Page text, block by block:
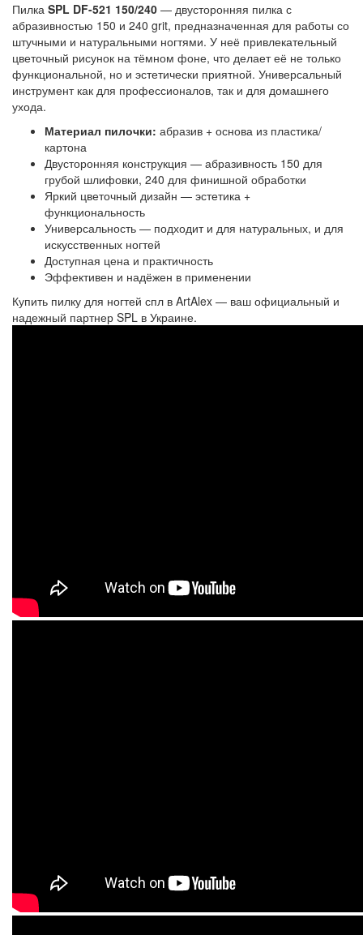
Пилка SPL DF-521 150/240 — двусторонняя пилка с
абразивностью 150 и 240 grit, предназначенная для работы со
штучными и натуральными ногтями. У неё привлекательный
цветочный рисунок на тёмном фоне, что делает её не только
функциональной, но и эстетически приятной. Универсальный
инструмент как для профессионалов, так и для домашнего
ухода.
Материал пилочки: абразив + основа из пластика/
картона
Двусторонняя конструкция — абразивность 150 для
грубой шлифовки, 240 для финишной обработки
Яркий цветочный дизайн — эстетика +
функциональность
Универсальность — подходит и для натуральных, и для
искусственных ногтей
Доступная цена и практичность
Эффективен и надёжен в применении
Купить пилку для ногтей спл в ArtAlex — ваш официальный и
надежный партнер SPL в Украине.